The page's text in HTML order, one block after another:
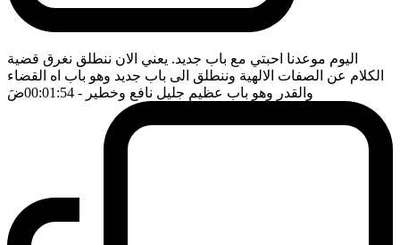
اليوم موعدنا احبتي مع باب جديد. يعني الان ننطلق نغرق قضية
الكلام عن الصفات الالهية وننطلق الى باب جديد وهو باب اه القضاء
والقدر وهو باب عظيم جليل نافع وخطير - 00:01:54 ضَ